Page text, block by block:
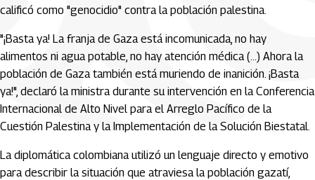
calificó como "genocidio" contra la población palestina.
"¡Basta ya! La franja de Gaza está incomunicada, no hay
alimentos ni agua potable, no hay atención médica (...) Ahora la
población de Gaza también está muriendo de inanición. ¡Basta
ya!", declaró la ministra durante su intervención en la Conferencia
Internacional de Alto Nivel para el Arreglo Pacífico de la
Cuestión Palestina y la Implementación de la Solución Biestatal.
La diplomática colombiana utilizó un lenguaje directo y emotivo
para describir la situación que atraviesa la población gazatí,